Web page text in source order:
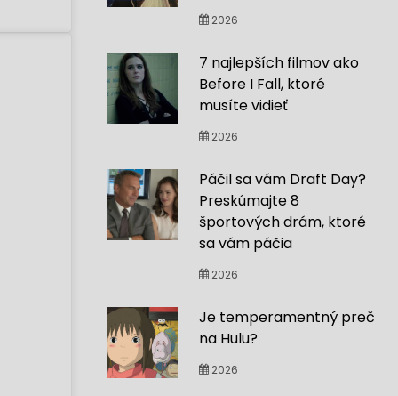
2026
7 najlepších filmov ako
Before I Fall, ktoré
musíte vidieť
2026
Páčil sa vám Draft Day?
Preskúmajte 8
športových drám, ktoré
sa vám páčia
2026
Je temperamentný preč
na Hulu?
2026